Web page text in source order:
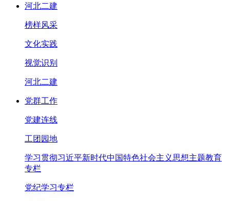
河北二建
榜样风采
文化实践
视觉识别
河北二建
党群工作
党建连线
工团园地
学习贯彻习近平新时代中国特色社会主义思想主题教育
专栏
党纪学习专栏